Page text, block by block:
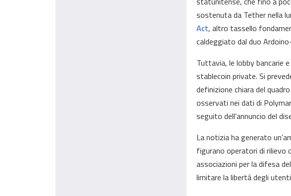
sostenuta da Tether nella
Act, altro tassello
caldeggiato dal duo
Tuttavia, le lobby bancarie
stablecoin private. Si
definizione chiara del
osservati nei dati di
seguito dell’annuncio del
La notizia ha generato
figurano operatori di rilievo
associazioni per la difesa
limitare la libertà degli